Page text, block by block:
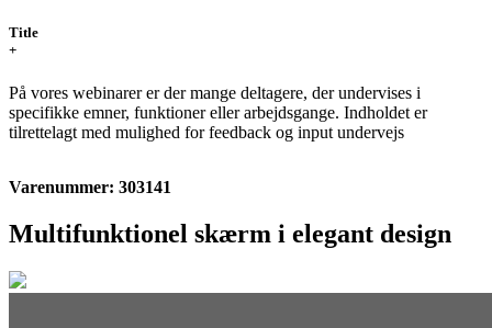
Title
+
På vores webinarer er der mange deltagere, der undervises i
specifikke emner, funktioner eller arbejdsgange. Indholdet er
tilrettelagt med mulighed for feedback og input undervejs
Varenummer: 303141
Multifunktionel skærm i elegant design